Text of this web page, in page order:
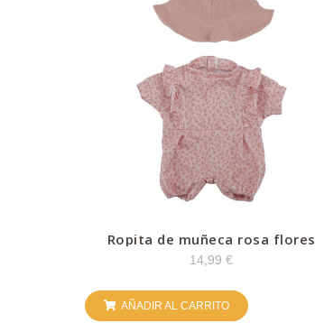
Ropita de muñeca rosa flores
14,99€
AÑADIR AL CARRITO